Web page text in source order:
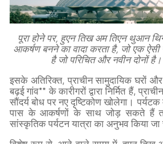
पूरा होने पर, हुएन तिख अम तिएन थुआन
आकर्षण बनने का वादा करता है, जो एक ऐसी
है जो परिचित और नवीन दोनों
इसके अतिरिक्त, प्राचीन सामुदायिक घरों
बढ़ई गांव** के कारीगरों द्वारा निर्मित हैं,
सौंदर्य बोध पर नए दृष्टिकोण खोलेगा।
पास के आकर्षणों के साथ जोड़ सकते हैं
सांस्कृतिक पर्यटन यात्रा का अनुभव किया